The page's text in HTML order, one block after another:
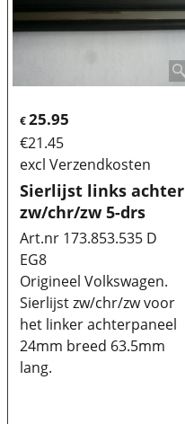
€25.95
€21.45
excl Verzendkosten
Sierlijst links achter
zw/chr/zw 5-drs
Art.nr 173.853.535 D
EG8
Origineel Volkswagen.
Sierlijst zw/chr/zw voor
het linker achterpaneel
24mm breed 63.5mm
lang.